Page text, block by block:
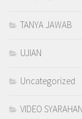
TANYA JAWAB
UJIAN
Uncategorized
VIDEO SYARAHAN